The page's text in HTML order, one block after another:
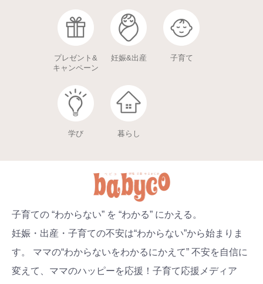
プレゼント&
キャンペーン
妊娠&出産 子育て
学び 暮らし
子育ての “わからない” を “わかる” にかえる。
妊娠・出産・子育ての不安は“わからない”から始まりま
す。 ママの“わからないをわかるにかえて” 不安を自信に
変えて、ママのハッピーを応援！子育て応援メディア